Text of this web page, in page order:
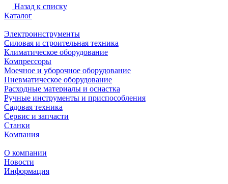
Назад к списку
Каталог
Электроинструменты
Силовая и строительная техника
Климатическое оборудование
Компрессоры
Моечное и уборочное оборудование
Пневматическое оборудование
Расходные материалы и оснастка
Ручные инструменты и приспособления
Садовая техника
Сервис и запчасти
Станки
Компания
О компании
Новости
Информация